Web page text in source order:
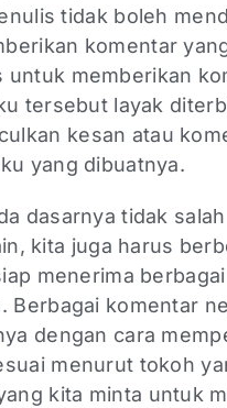
tidak boleh
komentar
untuk memberikan
tersebut layak
kesan atau
yang dibuatnya.
dasarnya tidak
kita juga harus
menerima
Berbagai komentar
dengan cara
menurut tokoh
kita minta untuk